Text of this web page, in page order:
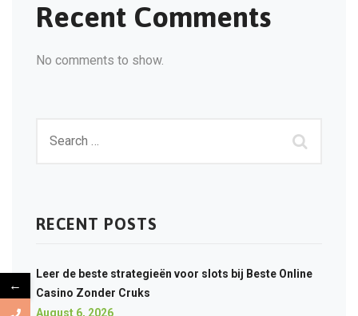
Recent Comments
No comments to show.
RECENT POSTS
Leer de beste strategieën voor slots bij Beste Online
Casino Zonder Cruks
August 6, 2026
←